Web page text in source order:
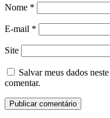
Nome *
E-mail *
Site
Salvar meus dados
comentar.